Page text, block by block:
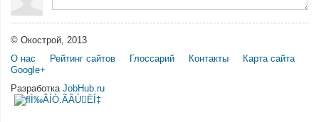
© Окострой, 2013
О нас
Рейтинг сайтов Глоссарий Контакты
Карта сайта
Google+
Разработка JobHub.ru